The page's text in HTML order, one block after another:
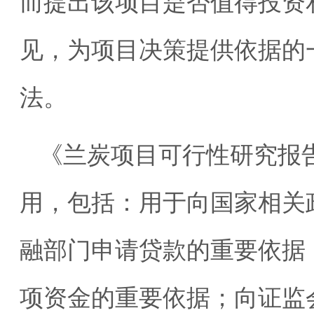
见，为项目决策提供依据
法。
《兰炭项目可行性研究
用，包括：用于向国家相
融部门申请贷款的重要依
项资金的重要依据；向证